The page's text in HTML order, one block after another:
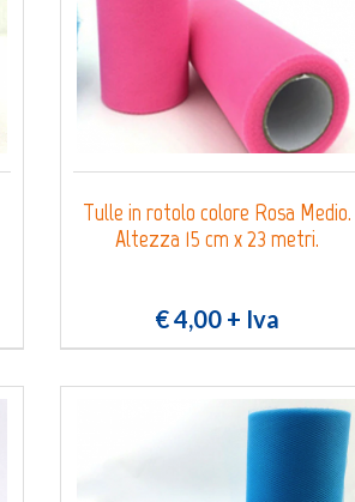
Tulle in rotolo colore Rosa Medio.
Altezza 15 cm x 23 metri.
€ 4,00 + Iva